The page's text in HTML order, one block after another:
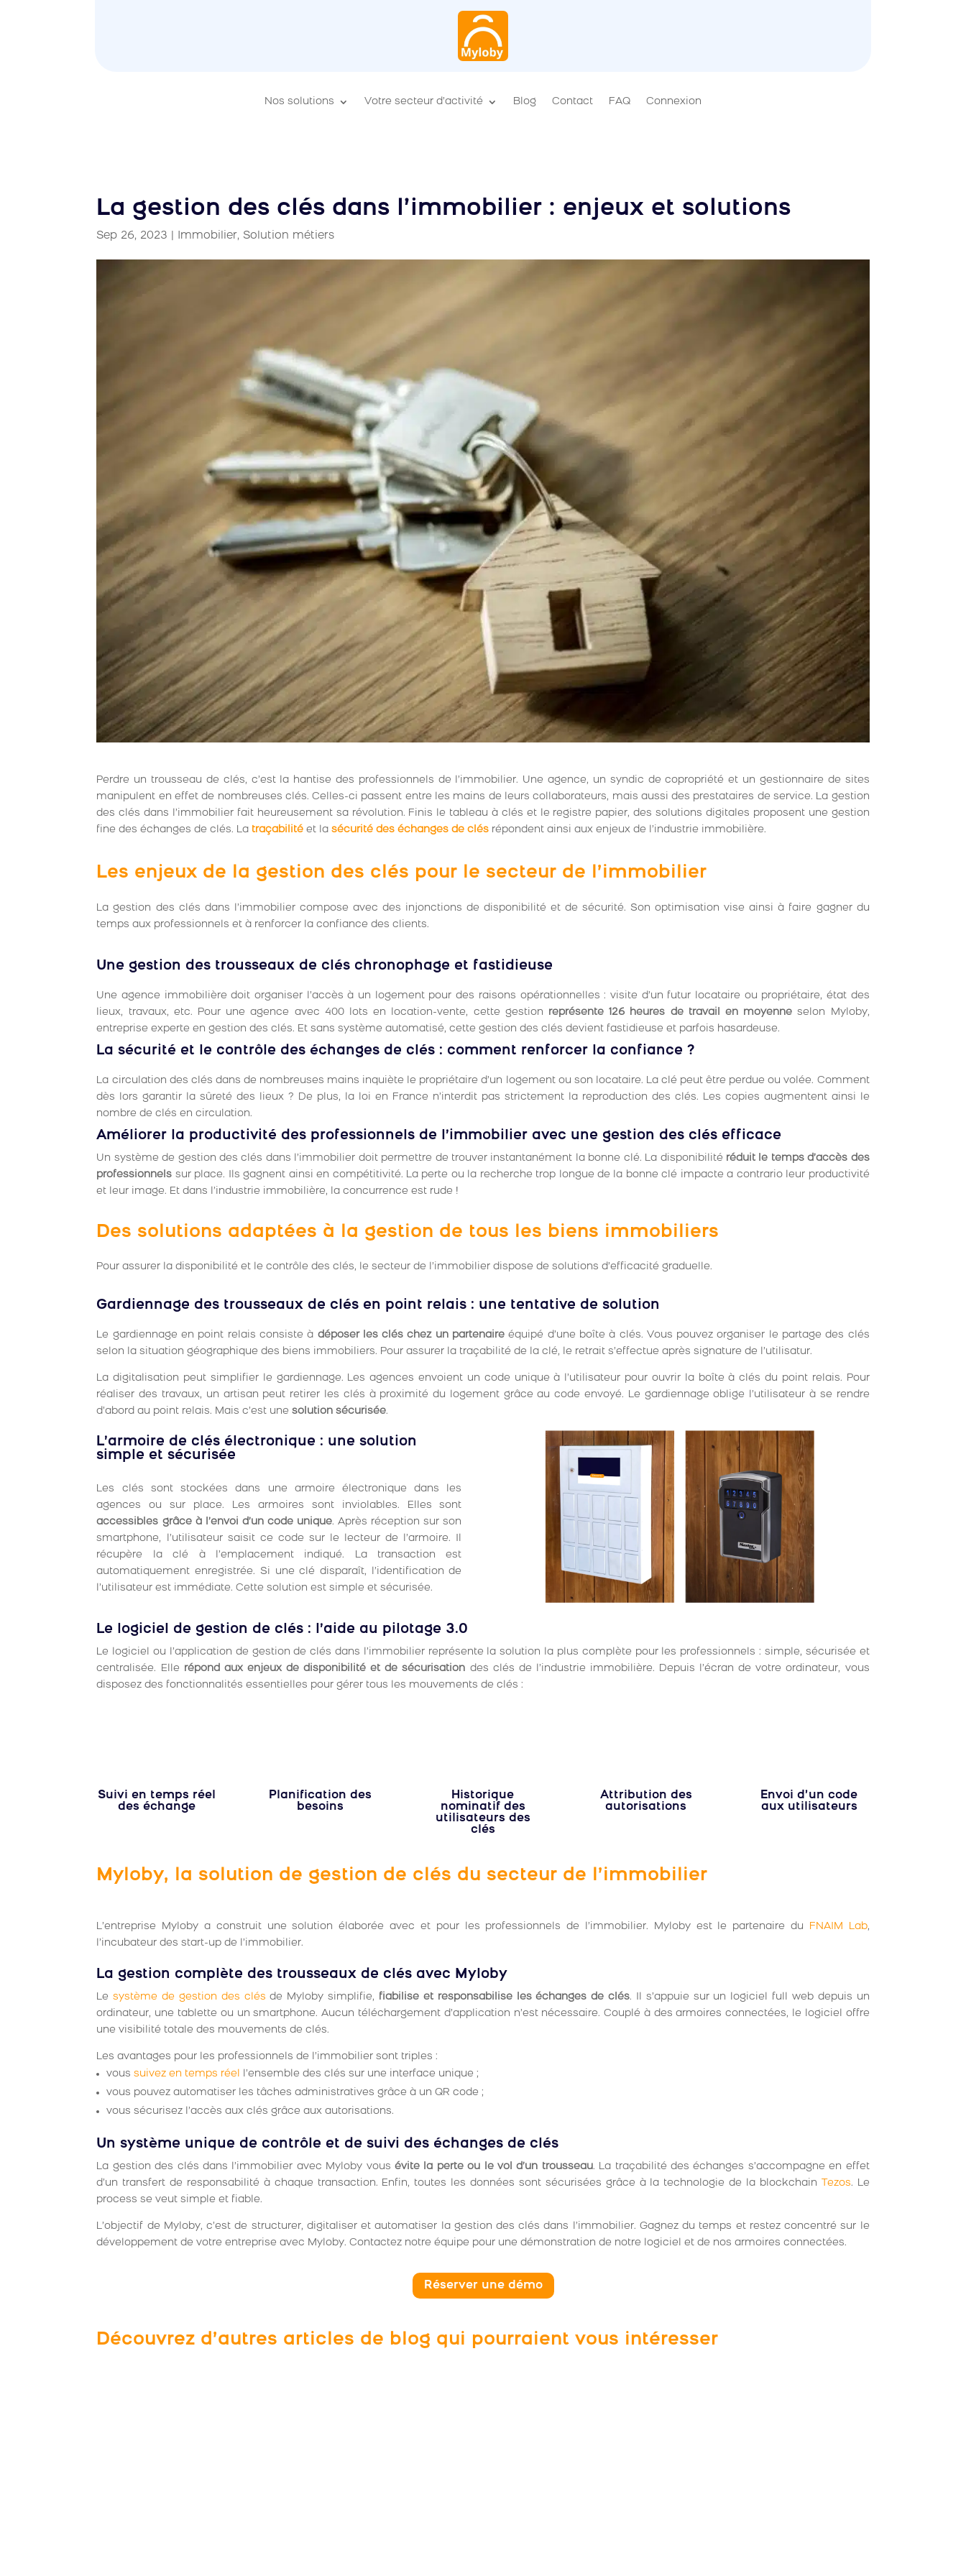
Nos solutions Votre secteur d’activité Blog Contact FAQ Connexion
La gestion des clés dans l’immobilier : enjeux et solutions
Sep 26, 2023 Immobilier, Solution métiers
Perdre un trousseau de clés, c’est la hantise des professionnels de l’immobilier. Une agence, un syndic de copropriété et un gestionnaire de sites
manipulent en effet de nombreuses clés. Celles-ci passent entre les mains de leurs collaborateurs, mais aussi des prestataires de service. La gestion
des clés dans l’immobilier fait heureusement sa révolution. Finis le tableau à clés et le registre papier, des solutions digitales proposent une gestion
fine des échanges de clés. La traçabilité et la sécurité des échanges de clés répondent ainsi aux enjeux de l’industrie immobilière.
Les enjeux de la gestion des clés pour le secteur de l’immobilier
La gestion des clés dans l’immobilier compose avec des injonctions de disponibilité et de sécurité. Son optimisation vise ainsi à faire gagner du
temps aux professionnels et à renforcer la confiance des clients.
Une gestion des trousseaux de clés chronophage et fastidieuse
Une agence immobilière doit organiser l’accès à un logement pour des raisons opérationnelles : visite d’un futur locataire ou propriétaire, état des
lieux, travaux, etc. Pour une agence avec 400 lots en location-vente, cette gestion représente 126 heures de travail en moyenne selon Myloby,
entreprise experte en gestion des clés. Et sans système automatisé, cette gestion des clés devient fastidieuse et parfois hasardeuse.
La sécurité et le contrôle des échanges de clés : comment renforcer la confiance ?
La circulation des clés dans de nombreuses mains inquiète le propriétaire d’un logement ou son locataire. La clé peut être perdue ou volée. Comment
dès lors garantir la sûreté des lieux ? De plus, la loi en France n’interdit pas strictement la reproduction des clés. Les copies augmentent ainsi le
nombre de clés en circulation.
Améliorer la productivité des professionnels de l’immobilier avec une gestion des clés efficace
Un système de gestion des clés dans l’immobilier doit permettre de trouver instantanément la bonne clé. La disponibilité réduit le temps d’accès des
professionnels sur place. Ils gagnent ainsi en compétitivité. La perte ou la recherche trop longue de la bonne clé impacte a contrario leur productivité
et leur image. Et dans l’industrie immobilière, la concurrence est rude !
Des solutions adaptées à la gestion de tous les biens immobiliers
Pour assurer la disponibilité et le contrôle des clés, le secteur de l’immobilier dispose de solutions d’efficacité graduelle.
Gardiennage des trousseaux de clés en point relais : une tentative de solution
Le gardiennage en point relais consiste à déposer les clés chez un partenaire équipé d’une boîte à clés. Vous pouvez organiser le partage des clés
selon la situation géographique des biens immobiliers. Pour assurer la traçabilité de la clé, le retrait s’effectue après signature de l’utilisatur.
La digitalisation peut simplifier le gardiennage. Les agences envoient un code unique à l’utilisateur pour ouvrir la boîte à clés du point relais. Pour
réaliser des travaux, un artisan peut retirer les clés à proximité du logement grâce au code envoyé. Le gardiennage oblige l’utilisateur à se rendre
d’abord au point relais. Mais c’est unesolution sécurisée.
L’armoire de clés électronique : une solution
simple et sécurisée
Les clés sont stockées dans une armoire électronique dans les
agences ou sur place. Les armoires sont inviolables. Elles sont
accessibles grâce à l’envoi d’un code unique. Après réception sur son
smartphone, l’utilisateur saisit ce code sur le lecteur de l’armoire. Il
récupère la clé à l’emplacement indiqué. La transaction est
automatiquement enregistrée. Si une clé disparaît, l’identification de
l’utilisateur est immédiate. Cette solution est simple et sécurisée.
Le logiciel de gestion de clés : l’aide au pilotage 3.0
Le logiciel ou l’application de gestion de clés dans l’immobilier représente la solution la plus complète pour les professionnels : simple, sécurisée et
centralisée. Elle répond aux enjeux de disponibilité et de sécurisation des clés de l’industrie immobilière. Depuis l’écran de votre ordinateur, vous
disposez des fonctionnalités essentielles pour gérer tous les mouvements de clés :
Suivi en temps réel
des échange
Planification des
besoins
Historique
nominatif des
utilisateurs des
clés
Attribution des
autorisations
Envoi d’un code
aux utilisateurs
Myloby, la solution de gestion de clés du secteur de l’immobilier
L’entreprise Myloby a construit une solution élaborée avec et pour les professionnels de l’immobilier. Myloby est le partenaire du FNAIM Lab,
l’incubateur des start-up de l’immobilier.
La gestion complète des trousseaux de clés avec Myloby
Lesystème de gestion des clés de Myloby simplifie, fiabilise et responsabilise les échanges de clés. Il s’appuie sur un logiciel full web depuis un
ordinateur, une tablette ou un smartphone. Aucun téléchargement d’application n’est nécessaire. Couplé à des armoires connectées, le logiciel offre
une visibilité totale des mouvements de clés.
Les avantages pour les professionnels de l’immobilier sont triples :
voussuivez en temps réel l’ensemble des clés sur une interface unique ;
vous pouvez automatiser les tâches administratives grâce à un QR code ;
vous sécurisez l’accès aux clés grâce aux autorisations.
Un système unique de contrôle et de suivi des échanges de clés
La gestion des clés dans l’immobilier avec Myloby vousévite la perte ou le vol d’un trousseau. La traçabilité des échanges s’accompagne en effet
d’un transfert de responsabilité à chaque transaction. Enfin, toutes les données sont sécurisées grâce à la technologie de la blockchain
Tezos. Le
process se veut simple et fiable.
L’objectif de Myloby, c’est de structurer, digitaliser et automatiser la gestion des clés dans l’immobilier. Gagnez du temps et restez concentré sur le
développement de votre entreprise avec Myloby. Contactez notre équipe pour une démonstration de notre logiciel et de nos armoires connectées.
Réserver une démo
Découvrez d’autres articles de blog qui pourraient vous intéresser